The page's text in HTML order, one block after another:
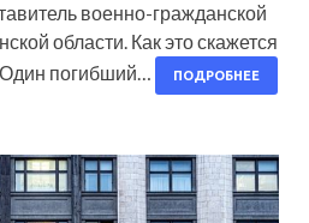
военно-гражданской
области. Как это скажется
погибший…
ПОДРОБНЕЕ